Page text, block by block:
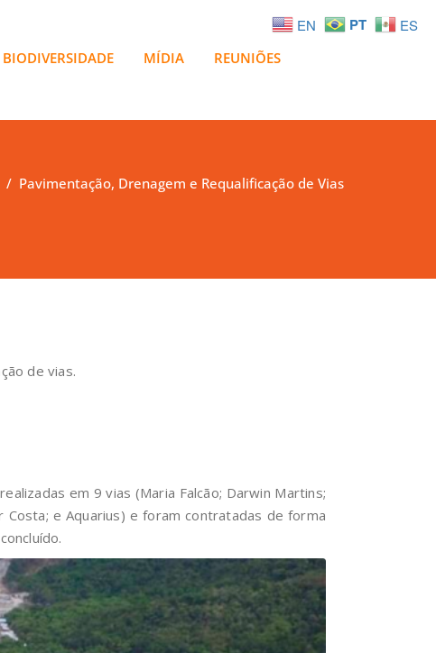
BIODIVERSIDADE MÍDIA REUNIÕES
/ Pavimentação, Drenagem e Requalificação de Vias
de vias.
em 9 vias (Maria Falcão; Darwin Martins;
Costa; e Aquarius) e foram contratadas de forma
EN PT ES